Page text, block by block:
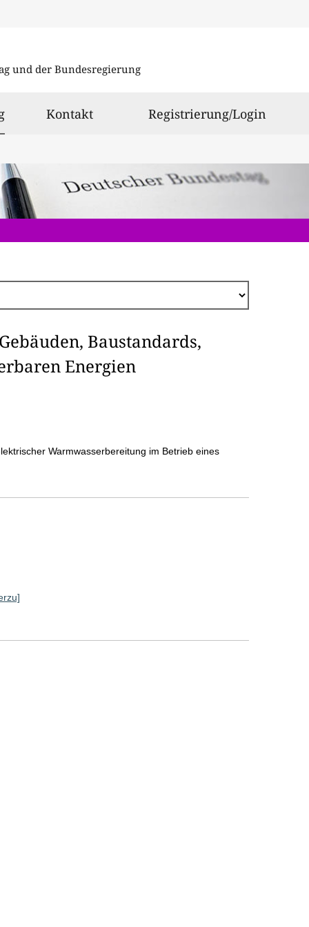
und der Bundesregierung
ausgewählt
Kontakt Registrierung/Login
Baustandards,
Energien
Warmwasserbereitung im Betrieb eines